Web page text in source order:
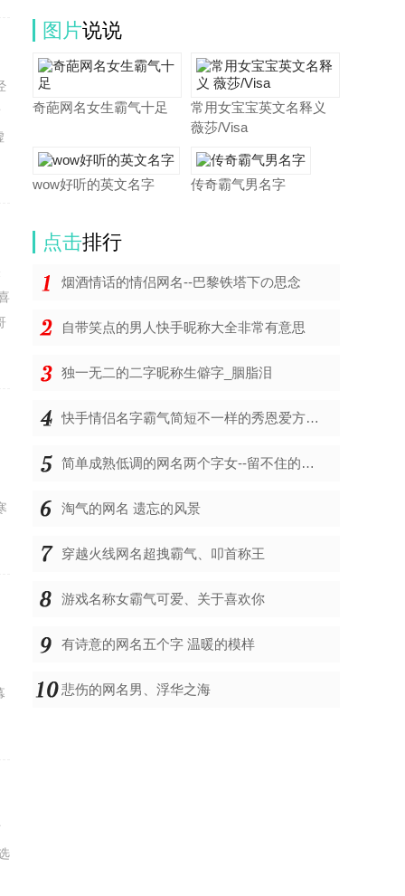
图片说说
奇葩网名女生霸气十足
常用女宝宝英文名释义
薇莎/Visa
wow好听的英文名字 传奇霸气男名字
点击排行
烟酒情话的情侣网名--巴黎铁塔下の思念
自带笑点的男人快手昵称大全非常有意思
独一无二的二字昵称生僻字_胭脂泪
快手情侣名字霸气简短不一样的秀恩爱方式、唍羙堷泺
简单成熟低调的网名两个字女--留不住的时间
淘气的网名 遗忘的风景
穿越火线网名超拽霸气、叩首称王
游戏名称女霸气可爱、关于喜欢你
有诗意的网名五个字 温暖的模样
悲伤的网名男、浮华之海